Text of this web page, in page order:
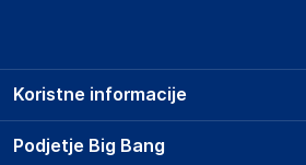
Podjetje Big Bang
Koristne informacije
Prodajna mesta